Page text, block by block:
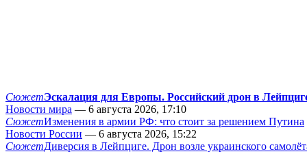
СюжетЭскалация для Европы. Российский дрон в
Новости мира — 6 августа 2026, 17:10
СюжетИзменения в армии РФ: что стоит за решением Путина
Новости России — 6 августа 2026, 15:22
СюжетДиверсия в Лейпциге. Дрон возле украинского